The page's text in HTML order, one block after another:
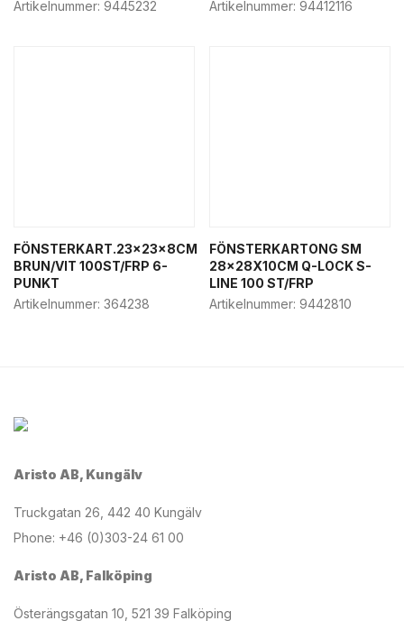
Artikelnummer: 9445232
Artikelnummer: 94412116
FÖNSTERKART.23x23x8CM
BRUN/VIT 100ST/FRP 6-
PUNKT
Artikelnummer: 364238
FÖNSTERKARTONG SM
28x28X10CM Q-LOCK S-
LINE 100 ST/FRP
Artikelnummer: 9442810
Aristo AB, Kungälv
Truckgatan 26, 442 40 Kungälv
Phone: +46 (0)303-24 61 00
Aristo AB, Falköping
Österängsgatan 10, 521 39 Falköping